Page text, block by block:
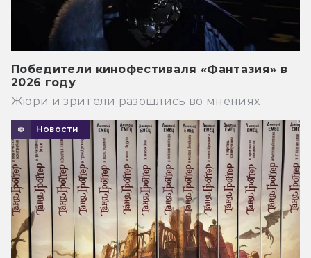
Победители кинофестиваля «Фантазия» в
2026 году
Жюри и зрители разошлись во мнениях
Новости